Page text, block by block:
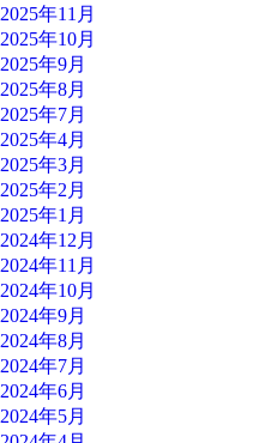
2025年11月
2025年10月
2025年9月
2025年8月
2025年7月
2025年4月
2025年3月
2025年2月
2025年1月
2024年12月
2024年11月
2024年10月
2024年9月
2024年8月
2024年7月
2024年6月
2024年5月